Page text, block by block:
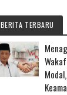
BERITA TERBARU